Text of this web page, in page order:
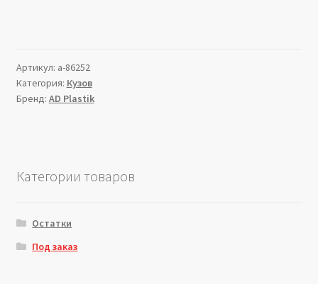
Артикул: a-86252
Категория: Кузов
Бренд: AD Plastik
Категории товаров
Остатки
Под заказ